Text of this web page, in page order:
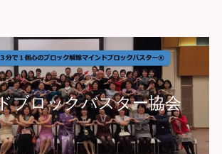
ブロックバスター協会